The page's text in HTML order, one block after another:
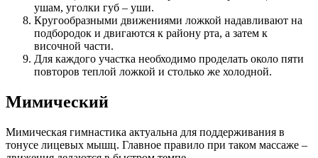
ушам, уголки губ – уши.
Кругообразными движениями ложкой надавливают на
подбородок и двигаются к району рта, а затем к
височной части.
Для каждого участка необходимо проделать около пяти
повторов теплой ложкой и столько же холодной.
Мимический
Мимическая гимнастика актуальна для поддерживания в
тонусе лицевых мышц. Главное правило при таком массаже –